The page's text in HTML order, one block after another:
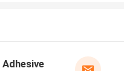
Adhesive